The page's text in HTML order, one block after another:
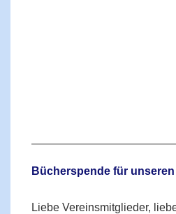
Bücherspende für unseren
Liebe Vereinsmitglieder,